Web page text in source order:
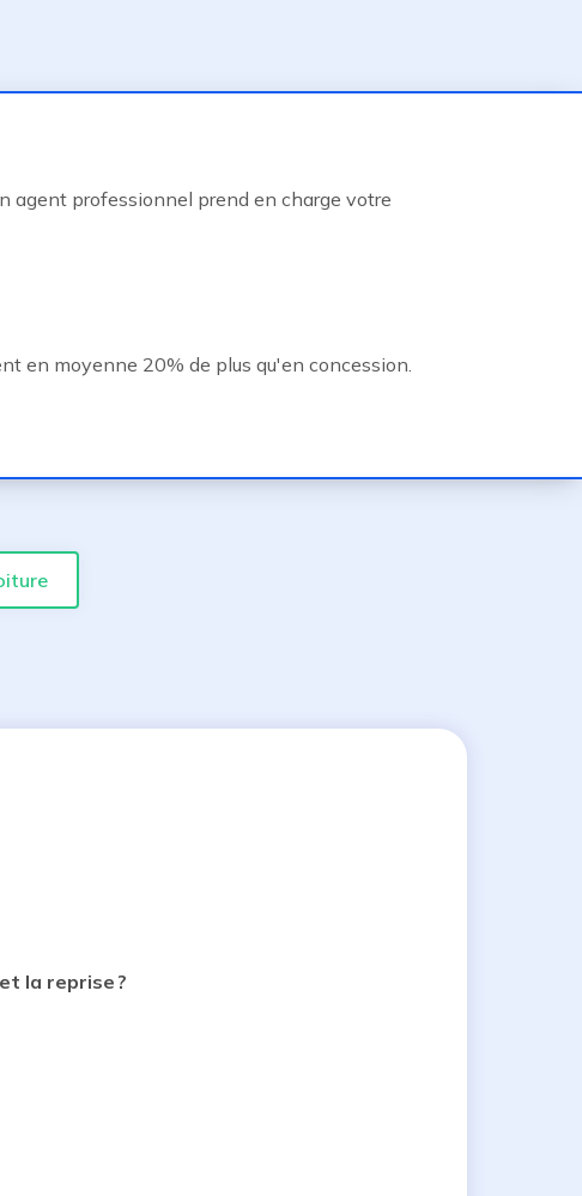
agent professionnel prend en charge votre
en moyenne 20% de plus qu'en concession.
la reprise ?